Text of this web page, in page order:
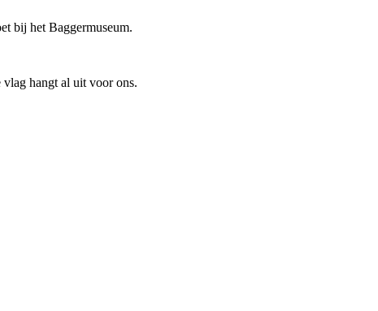
bij het Baggermuseum.
hangt al uit voor ons.